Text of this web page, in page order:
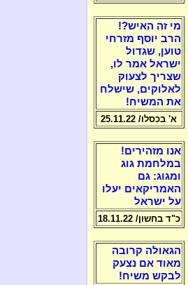
מי זה האיש?!
הרב יוסף מזרחי
טוען, שגדול
ישראל אמר לו,
שצריך לצעוק
לאלוקים, שישלח
את המשיח!
א' בכסלו/ 25.11.22
אנו מזהירים!
במלחמת גוג
ומגוג: גם
האמריקאים יעלו
על ישראל
כ"ד בחשון/ 18.11.22
הגאולה קרובה
מאוד אם נצעק
לבקש משיח!